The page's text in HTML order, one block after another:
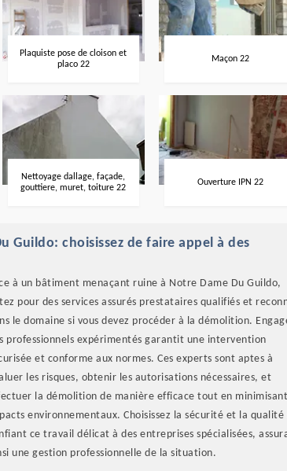
Plaquiste pose de cloison et
placo 22
Maçon 22
Nettoyage dallage, façade,
gouttiere, muret, toiture 22
Ouverture IPN 22
Guildo: choisissez de faire appel à des
à un bâtiment menaçant ruine à Notre Dame Du Guildo,
pour des services assurés prestataires qualifiés et
le domaine si vous devez procéder à la démolition.
professionnels expérimentés garantit une intervention
et conforme aux normes. Ces experts sont aptes à
les risques, obtenir les autorisations nécessaires, et
la démolition de manière efficace tout en
environnementaux. Choisissez la sécurité et la qualité
ce travail délicat à des entreprises spécialisées,
une gestion professionnelle de la situation.